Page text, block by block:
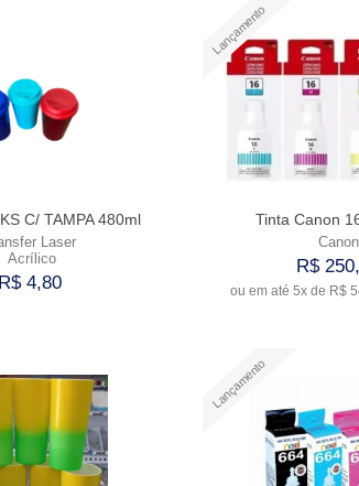
C/ TAMPA 480ml
Laser
Acrílico
R$ 4,80
Lançamento
Tinta Canon
Canon
R$
ou em até 5x de R$
Lançamento